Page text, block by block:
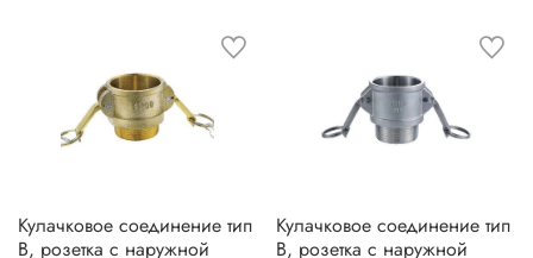
Кулачковое соединение тип
B, розетка с наружной
Кулачковое соединение тип
B, розетка с наружной